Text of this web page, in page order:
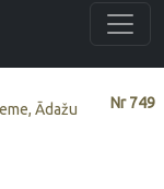
Nr749
Ādažu